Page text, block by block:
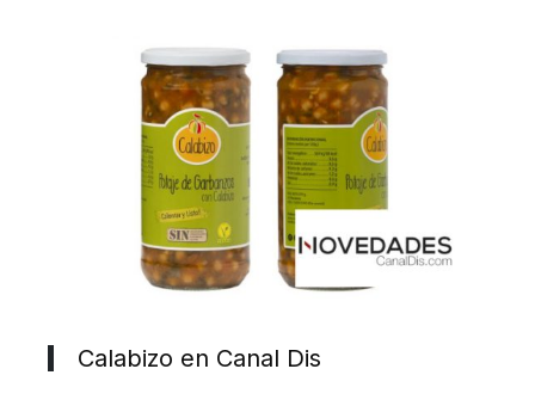
Calabizo en Canal Dis